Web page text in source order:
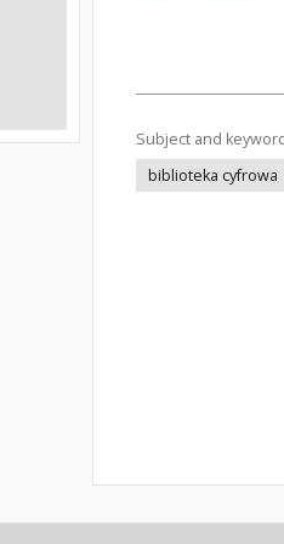
Subject and
biblioteka cyfrowa